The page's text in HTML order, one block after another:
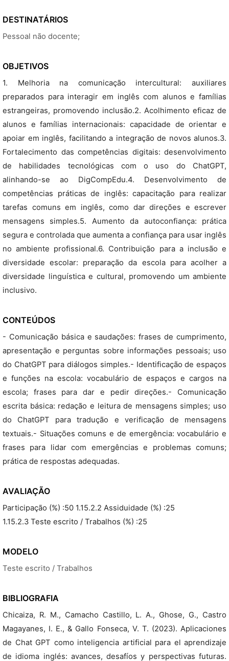
DESTINATÁRIOS
Pessoal não docente;
OBJETIVOS
1. Melhoria na comunicação intercultural: auxiliares
preparados para interagir em inglês com alunos e famílias
estrangeiras, promovendo inclusão.2. Acolhimento eficaz de
alunos e famílias internacionais: capacidade de orientar e
apoiar em inglês, facilitando a integração de novos alunos.3.
Fortalecimento das competências digitais: desenvolvimento
de habilidades tecnológicas com o uso do ChatGPT,
alinhando-se ao DigCompEdu.4. Desenvolvimento de
competências práticas de inglês: capacitação para realizar
tarefas comuns em inglês, como dar direções e escrever
mensagens simples.5. Aumento da autoconfiança: prática
segura e controlada que aumenta a confiança para usar inglês
no ambiente profissional.6. Contribuição para a inclusão e
diversidade escolar: preparação da escola para acolher a
diversidade linguística e cultural, promovendo um ambiente
inclusivo.
CONTEÚDOS
- Comunicação básica e saudações: frases de cumprimento,
apresentação e perguntas sobre informações pessoais; uso
do ChatGPT para diálogos simples.- Identificação de espaços
e funções na escola: vocabulário de espaços e cargos na
escola; frases para dar e pedir direções.- Comunicação
escrita básica: redação e leitura de mensagens simples; uso
do ChatGPT para tradução e verificação de mensagens
textuais.- Situações comuns e de emergência: vocabulário e
frases para lidar com emergências e problemas comuns;
prática de respostas adequadas.
AVALIAÇÃO
Participação (%) :50 1.15.2.2 Assiduidade (%) :25
1.15.2.3 Teste escrito / Trabalhos (%) :25
MODELO
Teste escrito / Trabalhos
BIBLIOGRAFIA
Chicaiza, R. M., Camacho Castillo, L. A., Ghose, G., Castro
Magayanes, I. E., & Gallo Fonseca, V. T. (2023). Aplicaciones
de Chat GPT como inteligencia artificial para el aprendizaje
de idioma inglés: avances, desafíos y perspectivas futuras.